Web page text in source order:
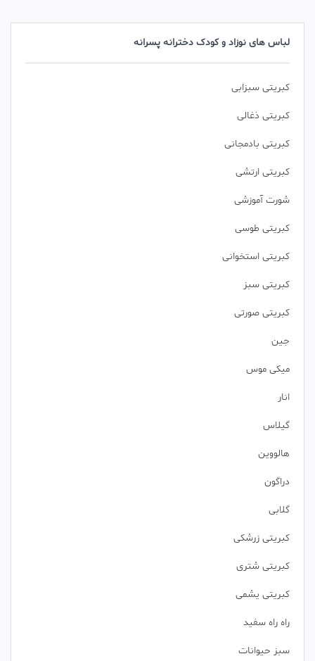
لباس های نوزاد و کودک دخترانه پسرانه
کبریتی سبزابی
کبریتی ذغالی
کبریتی بادمجانی
کبریتی ارتشی
شورت آموزشی
کبریتی طوسی
کبریتی استخوانی
کبریتی سبز
کبریتی صورتی
جین
میکی موس
انار
گیلاس
هالووین
دراگون
گلابی
کبریتی زرشکی
کبریتی شتری
کبریتی یشمی
راه راه سفید
سبز حیوانات